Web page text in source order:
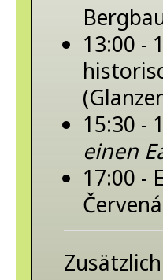
13:00 -
15:30 -
einen
17:00 -